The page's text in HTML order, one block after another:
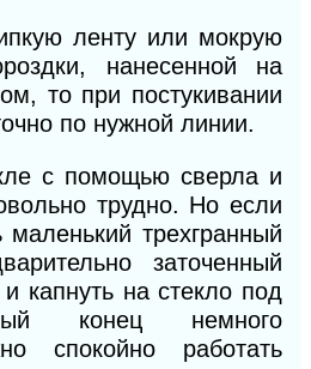
ленту или мокрую
нанесенной на
то при постукивании
по нужной линии.
с помощью сверла и
трудно. Но если
маленький трехгранный
заточенный
капнуть на стекло под
конец немного
спокойно работать